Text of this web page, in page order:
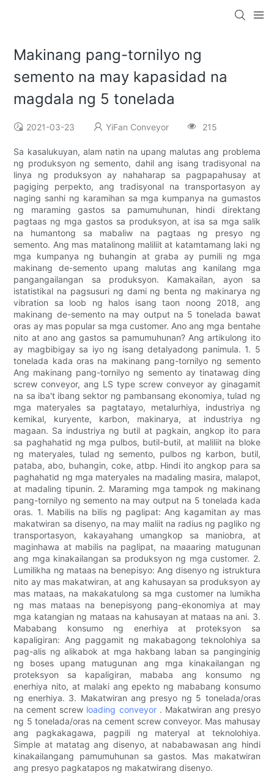
Makinang pang-tornilyo ng
semento na may kapasidad na
magdala ng 5 tonelada
2021-03-23 YiFan Conveyor 215
Sa kasalukuyan, alam natin na upang malutas ang problema
ng produksyon ng semento, dahil ang isang tradisyonal na
linya ng produksyon ay nahaharap sa pagpapahusay at
pagiging perpekto, ang tradisyonal na transportasyon ay
naging sanhi ng karamihan sa mga kumpanya na gumastos
ng maraming gastos sa pamumuhunan, hindi direktang
pagtaas ng mga gastos sa produksyon, at isa sa mga salik
na humantong sa mabaliw na pagtaas ng presyo ng
semento. Ang mas matalinong maliliit at katamtamang laki ng
mga kumpanya ng buhangin at graba ay pumili ng mga
makinang de-semento upang malutas ang kanilang mga
pangangailangan sa produksyon. Kamakailan, ayon sa
istatistikal na pagsusuri ng dami ng benta ng makinarya ng
vibration sa loob ng halos isang taon noong 2018, ang
makinang de-semento na may output na 5 tonelada bawat
oras ay mas popular sa mga customer. Ano ang mga bentahe
nito at ano ang gastos sa pamumuhunan? Ang artikulong ito
ay magbibigay sa iyo ng isang detalyadong panimula. 1. 5
tonelada kada oras na makinang pang-tornilyo ng semento
Ang makinang pang-tornilyo ng semento ay tinatawag ding
screw conveyor, ang LS type screw conveyor ay ginagamit
na sa iba't ibang sektor ng pambansang ekonomiya, tulad ng
mga materyales sa pagtatayo, metalurhiya, industriya ng
kemikal, kuryente, karbon, makinarya, at industriya ng
magaan. Sa industriya ng butil at pagkain, angkop ito para
sa paghahatid ng mga pulbos, butil-butil, at maliliit na bloke
ng materyales, tulad ng semento, pulbos ng karbon, butil,
pataba, abo, buhangin, coke, atbp. Hindi ito angkop para sa
paghahatid ng mga materyales na madaling masira, malapot,
at madaling tipunin. 2. Maraming mga tampok ng makinang
pang-tornilyo ng semento na may output na 5 tonelada kada
oras. 1. Mabilis na bilis ng paglipat: Ang kagamitan ay mas
makatwiran sa disenyo, na may maliit na radius ng pagliko ng
transportasyon, kakayahang umangkop sa maniobra, at
maginhawa at mabilis na paglipat, na maaaring matugunan
ang mga kinakailangan sa produksyon ng mga customer. 2.
Lumilikha ng mataas na benepisyo: Ang disenyo ng istruktura
nito ay mas makatwiran, at ang kahusayan sa produksyon ay
mas mataas, na makakatulong sa mga customer na lumikha
ng mas mataas na benepisyong pang-ekonomiya at may
mga katangian ng mataas na kahusayan at mataas na ani. 3.
Mababang konsumo ng enerhiya at proteksyon sa
kapaligiran: Ang paggamit ng makabagong teknolohiya sa
pag-alis ng alikabok at mga hakbang laban sa panginginig
ng boses upang matugunan ang mga kinakailangan ng
proteksyon sa kapaligiran, mababa ang konsumo ng
enerhiya nito, at malaki ang epekto ng mababang konsumo
ng enerhiya. 3. Makatwiran ang presyo ng 5 tonelada/oras
na cement screw loading conveyor. Makatwiran ang presyo
ng 5 tonelada/oras na cement screw conveyor. Mas mahusay
ang pagkakagawa, pagpili ng materyal at teknolohiya.
Simple at matatag ang disenyo, at nababawasan ang hindi
kinakailangang pamumuhunan sa gastos. Mas makatwiran
ang presyo pagkatapos ng makatwirang disenyo.